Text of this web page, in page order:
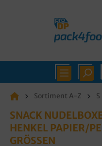
Sortiment A-Z S
SNACK
ENKEL PAPIER/PE
RÖSSEN